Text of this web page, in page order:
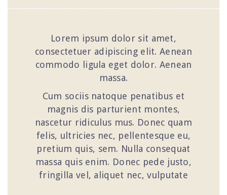
Lorem ipsum dolor sit amet,
consectetuer adipiscing elit. Aenean
commodo ligula eget dolor. Aenean
massa.
Cum sociis natoque penatibus et
magnis dis parturient montes,
nascetur ridiculus mus. Donec quam
felis, ultricies nec, pellentesque eu,
pretium quis, sem. Nulla consequat
massa quis enim. Donec pede justo,
fringilla vel, aliquet nec, vulputate